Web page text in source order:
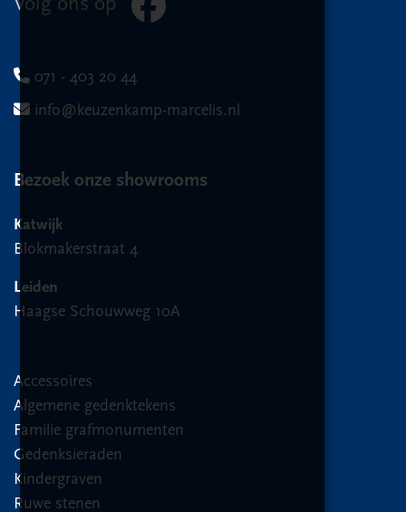
Volg ons op
071 - 403 20 44
info@keuzenkamp-marcelis.nl
Bezoek onze showrooms
Katwijk
Blokmakerstraat 4
Leiden
Haagse Schouwweg 10A
Accessoires
Algemene gedenktekens
Familie grafmonumenten
Gedenksieraden
Kindergraven
Ruwe stenen